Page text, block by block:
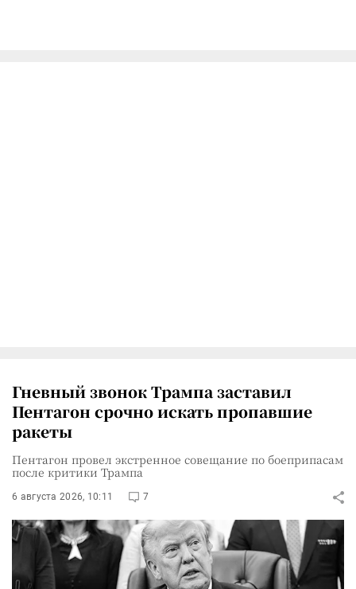
Гневный звонок Трампа заставил
Пентагон срочно искать пропавшие
ракеты
Пентагон провел экстренное совещание по боеприпасам
после критики Трампа
6 августа 2026, 10:11 7